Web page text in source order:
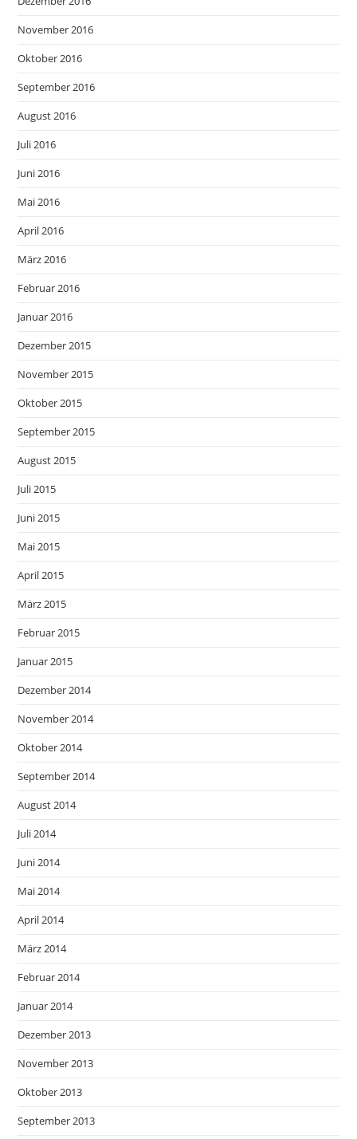
November 2016
Oktober 2016
September 2016
August 2016
Juli 2016
Juni 2016
Mai 2016
April 2016
März 2016
Februar 2016
Januar 2016
Dezember 2015
November 2015
Oktober 2015
September 2015
August 2015
Juli 2015
Juni 2015
Mai 2015
April 2015
März 2015
Februar 2015
Januar 2015
Dezember 2014
November 2014
Oktober 2014
September 2014
August 2014
Juli 2014
Juni 2014
Mai 2014
April 2014
März 2014
Februar 2014
Januar 2014
Dezember 2013
November 2013
Oktober 2013
September 2013